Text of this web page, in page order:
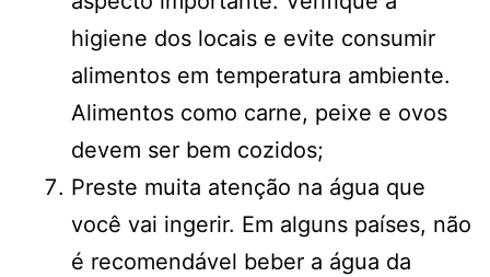
higiene dos locais e evite consumir
alimentos em temperatura ambiente.
Alimentos como carne, peixe e ovos
devem ser bem cozidos;
Preste muita atenção na água que
você vai ingerir. Em alguns países, não
é recomendável beber a água da